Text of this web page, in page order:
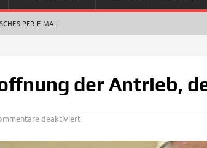
PER E‑MAIL
der Antrieb,
deaktiviert